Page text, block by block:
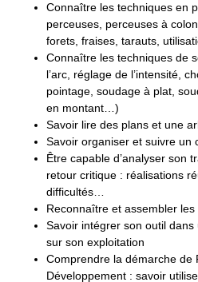
Connaître les techniques en
perceuses, perceuses à
forets, fraises, tarauts,
Connaître les techniques de
l’arc, réglage de l’intensité,
pointage, soudage à plat,
en montant…)
Savoir lire des plans et une
Savoir organiser et suivre un
Être capable d’analyser son
retour critique : réalisations
difficultés…
Reconnaître et assembler les
Savoir intégrer son outil
sur son exploitation
Comprendre la démarche de
Développement : savoir